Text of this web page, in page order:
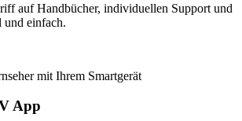
auf Handbücher, individuellen Support und
und einfach.
mit Ihrem Smartgerät
App